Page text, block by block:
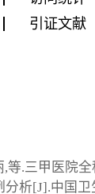
引证文献
,等.三甲医院
分析[J].中国卫